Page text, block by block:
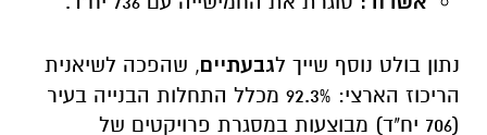
(706 יח"ד) מבוצעות במסגרת פרויקטים של
מרשים של 64% בהתחלות הבנייה בהתחדשות
לעומת שנת 2024.